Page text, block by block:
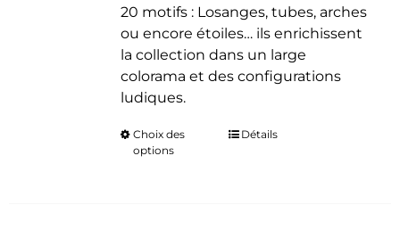
20 motifs : Losanges, tubes, arches
ou encore étoiles… ils enrichissent
la collection dans un large
colorama et des configurations
ludiques.
Choix des
options
CeDétails